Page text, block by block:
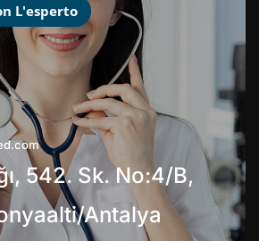
L'esperto
542. Sk. No:4/B,
Antalya